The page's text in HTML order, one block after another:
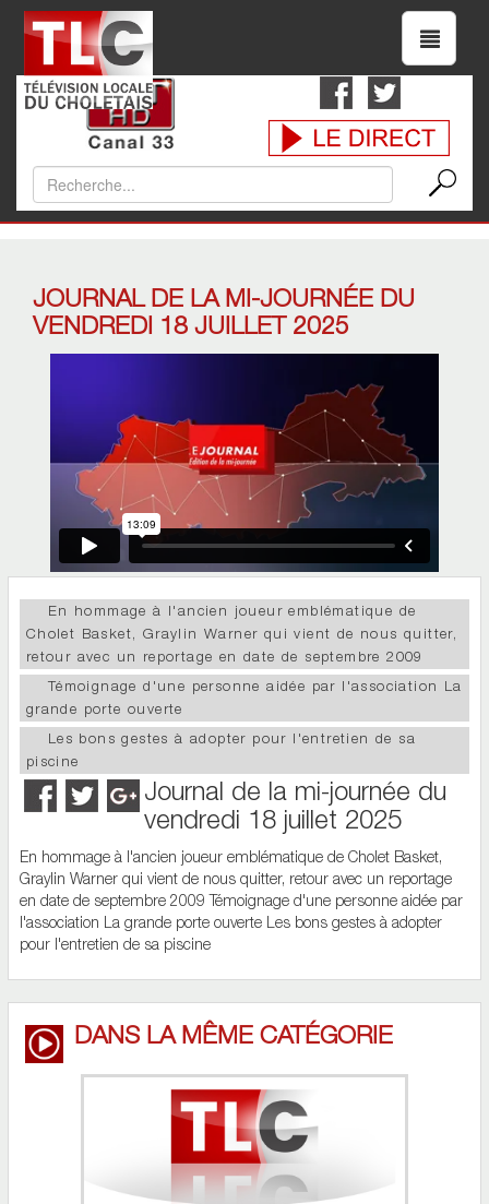
JOURNAL DE LA MI-JOURNÉE DU
VENDREDI 18 JUILLET 2025
En hommage à l'ancien joueur emblématique de
Cholet Basket, Graylin Warner qui vient de nous quitter,
retour avec un reportage en date de septembre 2009
Témoignage d'une personne aidée par l'association La
grande porte ouverte
Les bons gestes à adopter pour l'entretien de sa
piscine
Journal de la mi-journée du
vendredi 18 juillet 2025
En hommage à l'ancien joueur emblématique de Cholet Basket,
Graylin Warner qui vient de nous quitter, retour avec un reportage
en date de septembre 2009 Témoignage d'une personne aidée par
l'association La grande porte ouverte Les bons gestes à adopter
pour l'entretien de sa piscine
DANS LA MÊME CATÉGORIE